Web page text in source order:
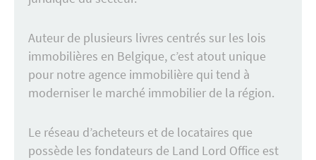
Auteur de plusieurs livres centrés sur les lois
immobilières en Belgique, c’est atout unique
pour notre agence immobilière qui tend à
moderniser le marché immobilier de la région.
Le réseau d’acheteurs et de locataires que
possède les fondateurs de Land Lord Office est